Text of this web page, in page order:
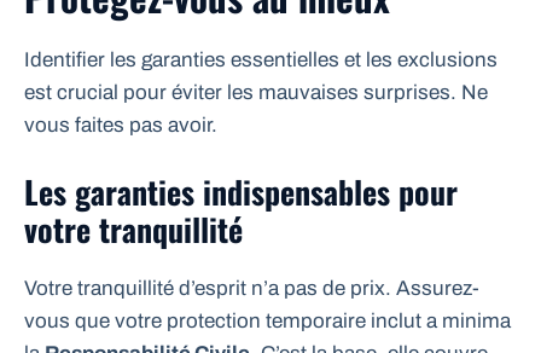
Identifier les garanties essentielles et les exclusions
est crucial pour éviter les mauvaises surprises. Ne
vous faites pas avoir.
Les garanties indispensables pour
votre tranquillité
Votre tranquillité d’esprit n’a pas de prix. Assurez-
vous que votre protection temporaire inclut a minima